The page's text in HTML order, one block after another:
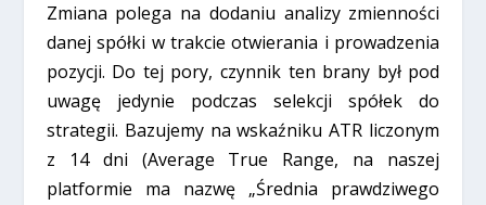
Zmiana polega na dodaniu analizy zmienności
danej spółki w trakcie otwierania i prowadzenia
pozycji. Do tej pory, czynnik ten brany był pod
uwagę jedynie podczas selekcji spółek do
strategii. Bazujemy na wskaźniku ATR liczonym
z 14 dni (Average True Range, na naszej
platformie ma nazwę „Średnia prawdziwego